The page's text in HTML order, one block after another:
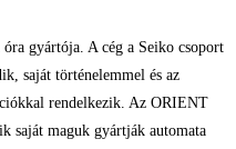
gyártója. A cég a Seiko csoport
saját történelemmel és az
rendelkezik. Az ORIENT
saját maguk gyártják automata